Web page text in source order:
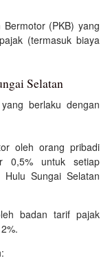
(PKB) yang
(termasuk biaya
Selatan
berlaku dengan
oleh orang pribadi
0,5% untuk setiap
Sungai Selatan
badan tarif pajak